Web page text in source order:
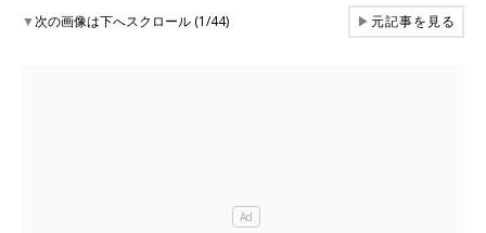
▼次の画像は下へスクロール (1/44) ▶元記事を見る